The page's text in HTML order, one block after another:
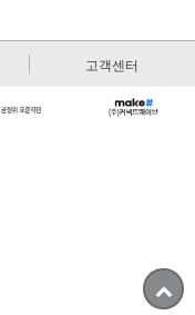
고객센터